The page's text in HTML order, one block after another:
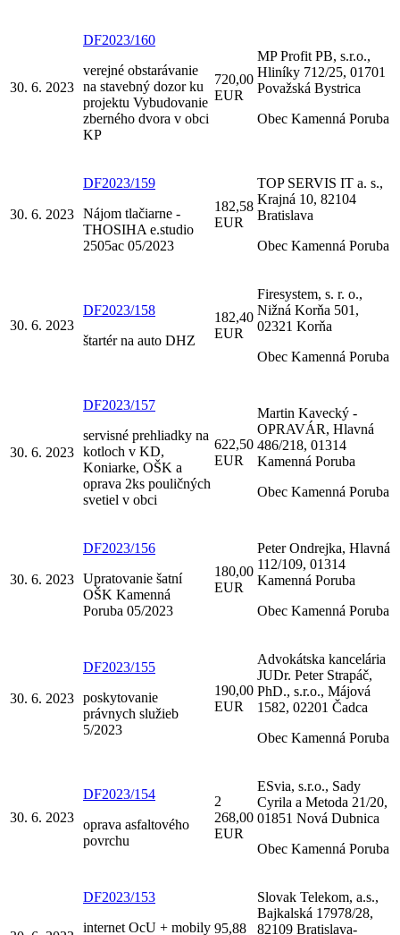
30. 6. 2023
DF2023/160
verejné obstarávanie
na stavebný dozor ku
projektu Vybudovanie
zberného dvora v obci
KP
720,00
EUR
MP Profit PB, s.r.o.,
Hliníky 712/25, 01701
Považská Bystrica
Obec Kamenná Poruba
30. 6. 2023
DF2023/159
Nájom tlačiarne -
THOSIHA e.studio
2505ac 05/2023
182,58
EUR
TOP SERVIS IT a. s.,
Krajná 10, 82104
Bratislava
Obec Kamenná Poruba
30. 6. 2023
DF2023/158
štartér na auto DHZ
182,40
EUR
Firesystem, s. r. o.,
Nižná Korňa 501,
02321 Korňa
Obec Kamenná Poruba
30. 6. 2023
DF2023/157
servisné prehliadky na
kotloch v KD,
Koniarke, OŠK a
oprava 2ks pouličných
svetiel v obci
622,50
EUR
Martin Kavecký -
OPRAVÁR, Hlavná
486/218, 01314
Kamenná Poruba
Obec Kamenná Poruba
30. 6. 2023
DF2023/156
Upratovanie šatní
OŠK Kamenná
Poruba 05/2023
180,00
EUR
Peter Ondrejka, Hlavná
112/109, 01314
Kamenná Poruba
Obec Kamenná Poruba
30. 6. 2023
DF2023/155
poskytovanie
právnych služieb
5/2023
190,00
EUR
Advokátska kancelária
JUDr. Peter Strapáč,
PhD., s.r.o., Májová
1582, 02201 Čadca
Obec Kamenná Poruba
30. 6. 2023
DF2023/154
oprava asfaltového
povrchu
2
268,00
EUR
ESvia, s.r.o., Sady
Cyrila a Metoda 21/20,
01851 Nová Dubnica
Obec Kamenná Poruba
DF2023/153
internet OcU + mobily 95,88
Slovak Telekom, a.s.,
Bajkalská 17978/28,
82109 Bratislava-